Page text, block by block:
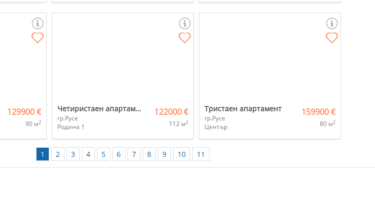
129900 €
90 м2
Четиристаен апартамент
гр.Русе
Родина 1
122000 €
112 м2
Тристаен апартамент
гр.Русе
Център
159900 €
80 м2
1 2 3 4 5 6 7 8 9 10 11